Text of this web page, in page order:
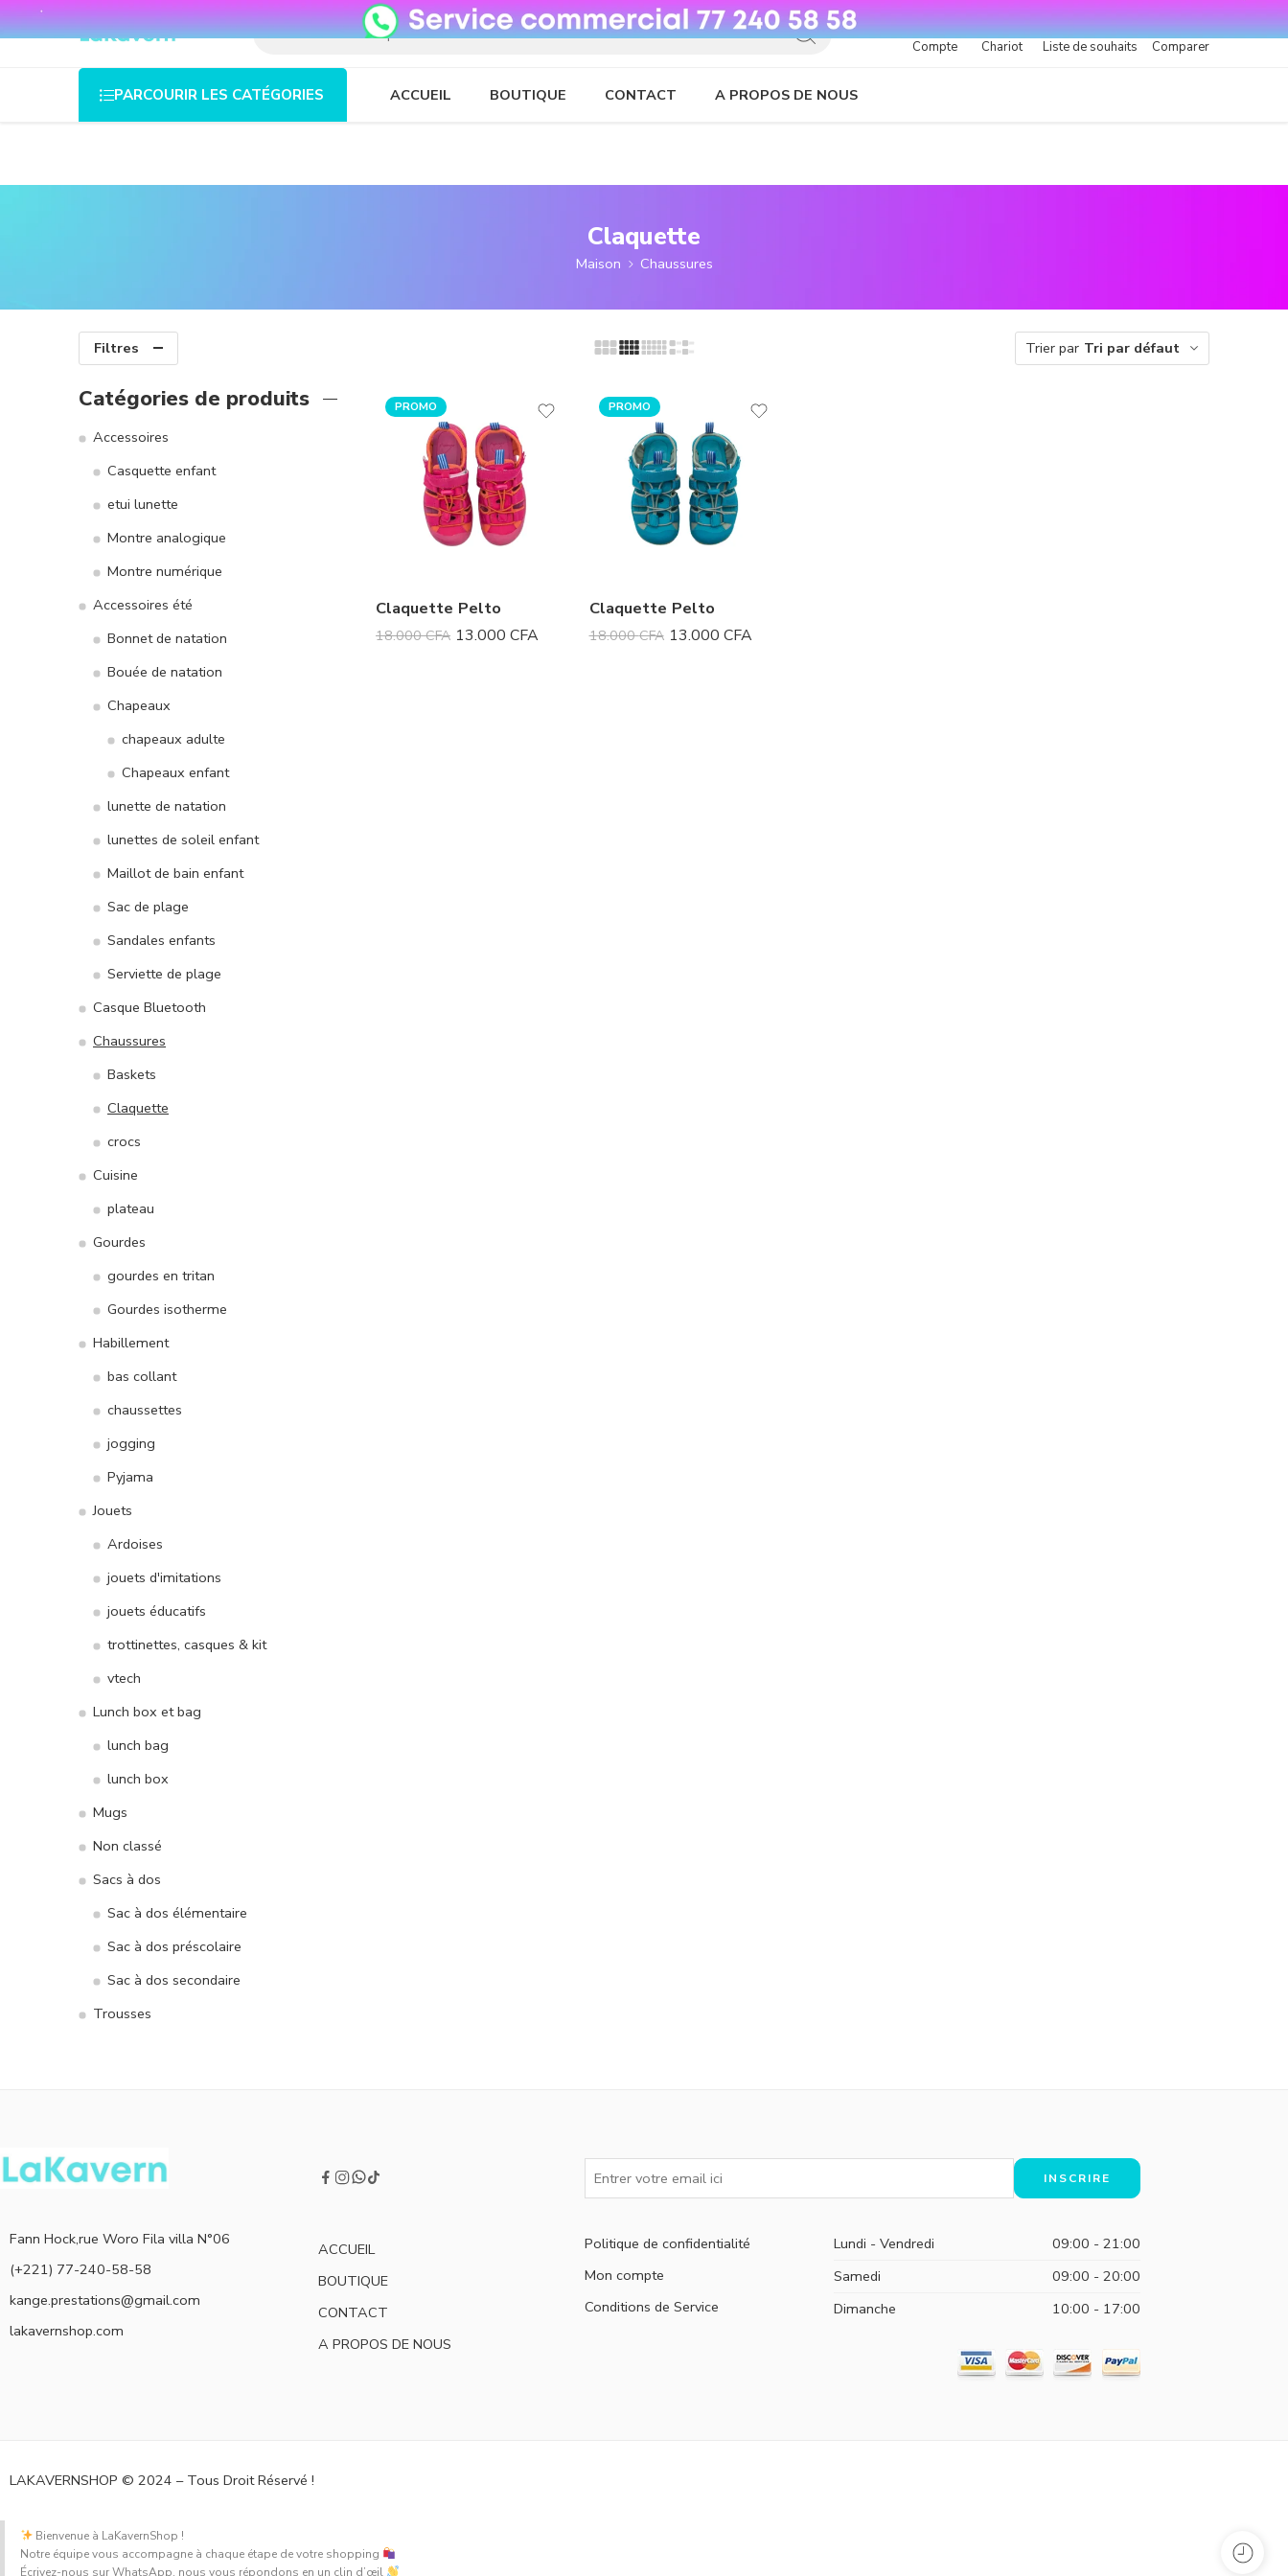
08o35epzeyex8vmjn04i2j4algz26o
Compte Chariot Liste de souhaits Comparer
PARCOURIR LES CATÉGORIES ACCUEIL BOUTIQUE CONTACT A PROPOS DE NOUS
Claquette
Maison Chaussures
Filtres Trier par Tri par défaut
PROMO
Claquette Pelto
18.000CFA 13.000 CFA
PROMO
Claquette Pelto
18.000CFA 13.000 CFA
Catégories de produits
Accessoires
Casquette enfant
etui lunette
Montre analogique
Montre numérique
Accessoires été
Bonnet de natation
Bouée de natation
Chapeaux
chapeaux adulte
Chapeaux enfant
lunette de natation
lunettes de soleil enfant
Maillot de bain enfant
Sac de plage
Sandales enfants
Serviette de plage
Casque Bluetooth
Chaussures
Baskets
Claquette
crocs
Cuisine
plateau
Gourdes
gourdes en tritan
Gourdes isotherme
Habillement
bas collant
chaussettes
jogging
Pyjama
Jouets
Ardoises
jouets d'imitations
jouets éducatifs
trottinettes, casques & kit
vtech
Lunch box et bag
lunch bag
lunch box
Mugs
Non classé
Sacs à dos
Sac à dos élémentaire
Sac à dos préscolaire
Sac à dos secondaire
Trousses
Fann Hock,rue Woro Fila villa N°06
(+221) 77-240-58-58
kange.prestations@gmail.com
lakavernshop.com
ACCUEIL
BOUTIQUE
CONTACT
A PROPOS DE NOUS
Politique de confidentialité
Mon compte
Conditions de Service
Lundi - Vendredi
09:00 - 21:00
Samedi
09:00 - 20:00
Dimanche
10:00 - 17:00
LAKAVERNSHOP © 2024 – Tous Droit Réservé !
Bienvenue à LaKavernShop !
Notre équipe vous accompagne à chaque étape de votre shopping
Écrivez-nous sur WhatsApp, nous vous répondons en un clin d’œil